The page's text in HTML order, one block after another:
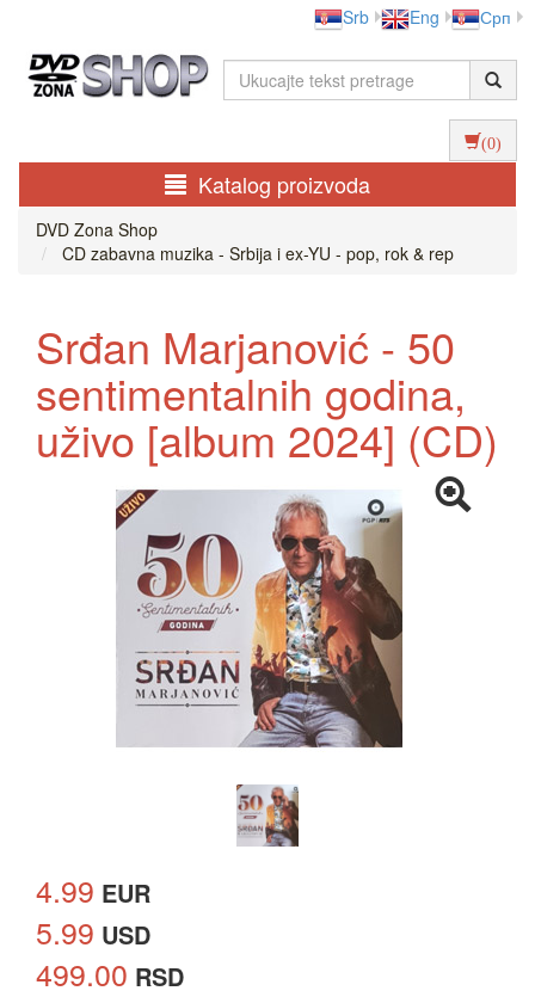
Srb Eng Срп
(0)
Katalog proizvoda
DVD Zona Shop
CD zabavna muzika - Srbija i ex-YU - pop, rok & rep
Srđan Marjanović - 50
sentimentalnih godina,
uživo [album 2024] (CD)
4.99 EUR
5.99 USD
499.00 RSD